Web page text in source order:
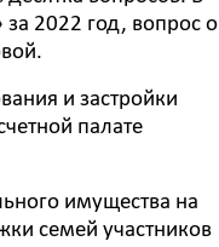
2022 год, вопрос о
и застройки
палате
имущества на
семей участников